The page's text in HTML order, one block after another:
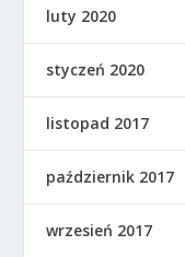
luty 2020
styczeń 2020
listopad 2017
październik 2017
wrzesień 2017